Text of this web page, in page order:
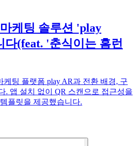
케팅 솔루션 'play
다(feat. '춘식이는 홈런
케팅 플랫폼 play AR과 전환 배경, 구
. 앱 설치 없이 QR 스캔으로 접근성을
플릿을 제공했습니다.